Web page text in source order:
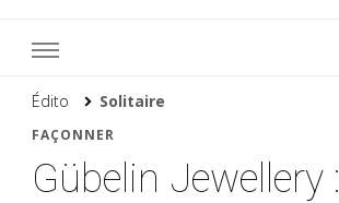
Édito Solitaire
FAÇONNER
Gübelin Jewellery :